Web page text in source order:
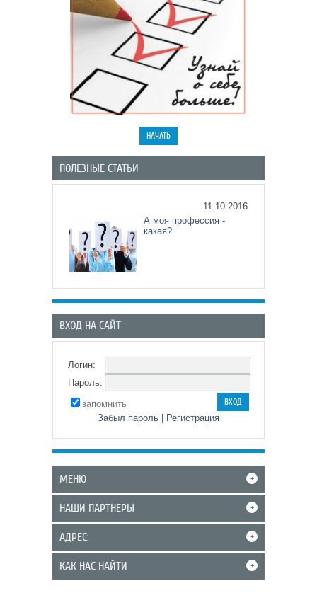
ПОЛЕЗНЫЕ СТАТЬИ
11.10.2016
А моя профессия -
какая?
ВХОД НА САЙТ
Логин:
Пароль:
запомнить
Забыл пароль | Регистрация
МЕНЮ +
НАШИ ПАРТНЕРЫ +
АДРЕС: +
КАК НАС НАЙТИ +